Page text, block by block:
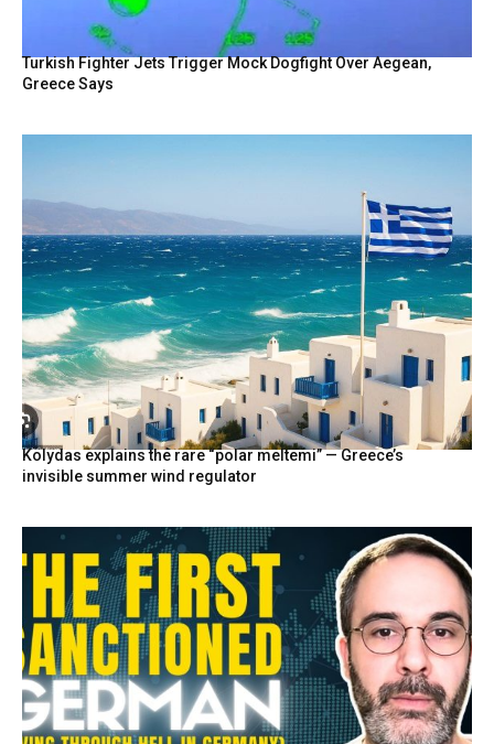
Turkish Fighter Jets Trigger Mock Dogfight Over Aegean,
Greece Says
Kolydas explains the rare “polar meltemi” — Greece’s
invisible summer wind regulator